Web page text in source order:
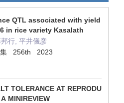
QTL associated with yield
in rice variety Kasalath
行, 平井儀彦
集 256th 2023
TOLERANCE AT REPRODU
MINIREVIEW